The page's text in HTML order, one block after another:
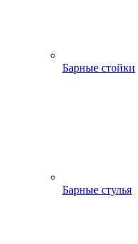
Барные стойки
Барные стулья